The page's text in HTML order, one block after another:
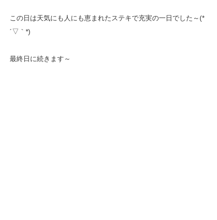
この日は天気にも人にも恵まれたステキで充実の一日でした～(*
´▽｀*)
最終日に続きます～